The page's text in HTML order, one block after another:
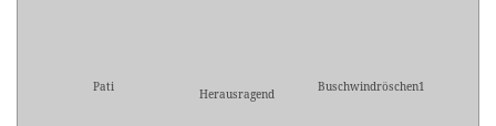
Pati Herausragend Buschwindröschen1